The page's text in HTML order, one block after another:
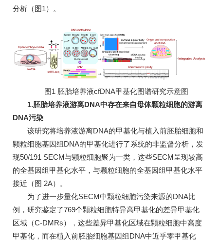
分析（图1）。
图1 胚胎培养液cfDNA甲基化图谱研究示意图
1.胚胎培养液游离DNA中存在来自母体颗粒细胞的游离
DNA污染
该研究将培养液游离DNA的甲基化与植入前胚胎细胞和
颗粒细胞基因组DNA的甲基化进行了系统的非监督分析，发
现50/191 SECM与颗粒细胞聚为一类，这些SECM呈现较高
的全基因组甲基化水平，与颗粒细胞的全基因组甲基化水平
接近（图 2A）。
为了进一步量化SECM中颗粒细胞污染来源的DNA比
例，研究鉴定了769个颗粒细胞特异高甲基化的差异甲基化
区域（C-DMRs），这些差异甲基化区域在颗粒细胞中高度
甲基化，而在植入前胚胎细胞基因组DNA中近乎零甲基化